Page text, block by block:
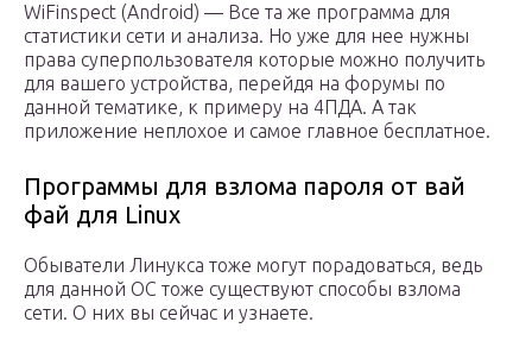
WiFinspect (Android) — Все та же программа для
статистики сети и анализа. Но уже для нее нужны
права суперпользователя которые можно получить
для вашего устройства, перейдя на форумы по
данной тематике, к примеру на 4ПДА. А так
приложение неплохое и самое главное бесплатное.
Программы для взлома пароля от вай
фай для Linux
Обыватели Линукса тоже могут порадоваться, ведь
для данной ОС тоже существуют способы взлома
сети. О них вы сейчас и узнаете.